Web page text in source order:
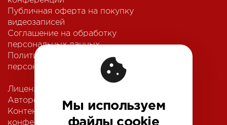
Публичная оферта на покупку
видеозаписей
Соглашение на обработку
персональных данных
Политика обработки
персональных данных
Лицензионный договор с
Автором
Контентная политика
конференции
Мы используем
файлы cookie